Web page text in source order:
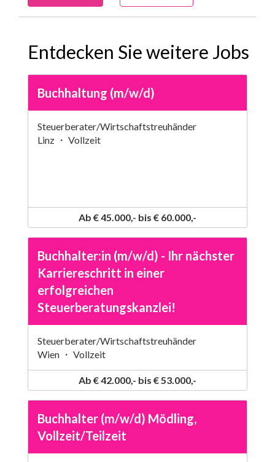
Entdecken Sie weitere Jobs
Buchhaltung (m/w/d)
Steuerberater/Wirtschaftstreuhänder
Linz ・ Vollzeit
Ab € 45.000,- bis € 60.000,-
Buchhalter:in (m/w/d) - Ihr nächster
Karriereschritt in einer
erfolgreichen
Steuerberatungskanzlei!
Steuerberater/Wirtschaftstreuhänder
Wien ・ Vollzeit
Ab € 42.000,- bis € 53.000,-
Buchhalter (m/w/d) Mödling,
Vollzeit/Teilzeit